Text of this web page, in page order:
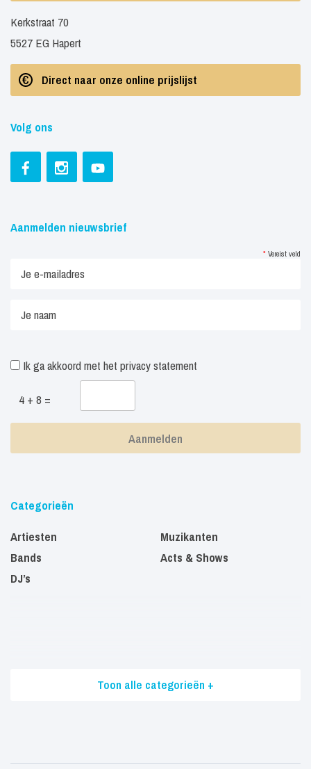
Kerkstraat 70
5527 EG Hapert
Direct naar onze online prijslijst
Volg ons
Aanmelden nieuwsbrief
* Vereist veld
Ik ga akkoord met het privacy statement
4 + 8 =
Categorieën
Artiesten
Bands
DJ’s
Muzikanten
Acts & Shows
Toon alle categorieën +